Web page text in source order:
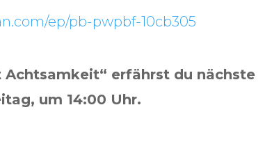
ep/pb-pwpbf-10cb305
Achtsamkeit“ erfährst du nächste
um 14:00 Uhr.